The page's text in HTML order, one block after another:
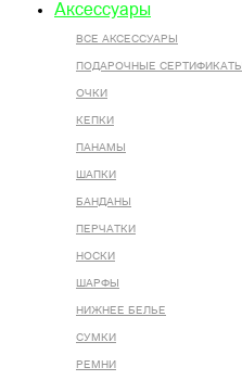
Аксессуары
ВСЕ AКСЕССУАРЫ
ПОДАРОЧНЫЕ СЕРТИФИКАТЫ
ОЧКИ
КЕПКИ
ПАНАМЫ
ШАПКИ
БАНДАНЫ
ПЕРЧАТКИ
НОСКИ
ШАРФЫ
НИЖНЕЕ БЕЛЬЕ
СУМКИ
РЕМНИ